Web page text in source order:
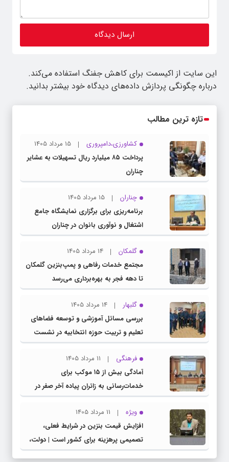
این سایت از اکیسمت برای کاهش جفنگ استفاده می‌کند.
درباره چگونگی پردازش داده‌های دیدگاه خود بیشتر بدانید.
تازه ترین مطالب
کشاورزی،دامپروری
15 مرداد 1405
پرداخت ۸۵ میلیارد ریال تسهیلات به عشایر
چناران
چناران
15 مرداد 1405
برنامه‌ریزی برای برگزاری نمایشگاه جامع
اشتغال و نوآوری بانوان در چناران
گلمکان
14 مرداد 1405
مجتمع خدمات رفاهی و پمپ‌بنزین گلمکان
تا دهه فجر به بهره‌برداری می‌رسد
گلبهار
14 مرداد 1405
بررسی مسائل آموزشی و توسعه فضاهای
تعلیم و تربیت حوزه انتخابیه در نشست
مشترک عضو کمیسیون آموزش مجلس با
مدیرکل آموزش و پرورش خراسان رضوی
فرهنگی
11 مرداد 1405
آمادگی بیش از ۱۵ موکب برای
خدمات‌رسانی به زائران پیاده آخر صفر در
شهرستان چناران
ویژه
11 مرداد 1405
افزایش قیمت بنزین در شرایط فعلی،
تصمیمی پرهزینه برای کشور است | دولت،
قاچاق سوخت و عوامل اصلی ناترازی را